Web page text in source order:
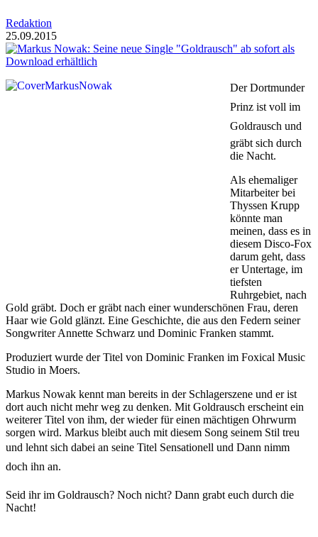
Redaktion
25.09.2015
Der Dortmunder
Prinz ist voll im
Goldrausch und
gräbt sich durch
die Nacht.
Als ehemaliger
Mitarbeiter bei
Thyssen Krupp
könnte man
meinen, dass es in
diesem Disco-Fox
darum geht, dass
er Untertage, im
tiefsten
Ruhrgebiet, nach
Gold gräbt. Doch er gräbt nach einer wunderschönen Frau, deren
Haar wie Gold glänzt. Eine Geschichte, die aus den Federn seiner
Songwriter Annette Schwarz und Dominic Franken stammt.
Produziert wurde der Titel von Dominic Franken im Foxical Music
Studio in Moers.
Markus Nowak kennt man bereits in der Schlagerszene und er ist
dort auch nicht mehr weg zu denken. Mit Goldrausch erscheint ein
weiterer Titel von ihm, der wieder für einen mächtigen Ohrwurm
sorgen wird. Markus bleibt auch mit diesem Song seinem Stil treu
und lehnt sich dabei an seine Titel Sensationell und Dann nimm
doch ihn an.
Seid ihr im Goldrausch? Noch nicht? Dann grabt euch durch die
Nacht!